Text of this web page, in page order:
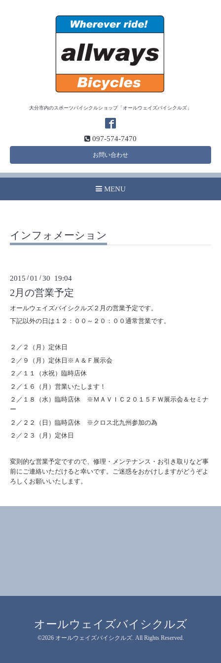
大分市内のスポーツバイシクルショップ「オールウェイズバイシクルズ」
097-574-7470
お問い合わせ
MENU
インフォメーション
2015 /01 /30 19:04
2月の営業予定
オールウェイズバイシクルズ２月の営業予定です。
下記以外の日は１２：００～２０：００通常営業です。
２／２（月）定休日
２／９（月）定休日※Ａ＆Ｆ展示会
２／１１（水祝）臨時店休
２／１６（月）営業いたします！
２／１８（水）臨時店休 ※ＭＡＶＩＣ２０１５ＦＷ展示会＆セミナ
ー
２／２２（日）臨時店休 ※クロス北九州参加の為
２／２３（月）定休日
変則的な営業予定ですので、修理・メンテナンス・お引き取りなど事
前にご連絡いただけると幸いです。ご迷惑をおかけしますがどうぞよ
ろしくお願いいたします。
オールウェイズバイシクルズ
©2026 オールウェイズバイシクルズ. All Rights Reserved.